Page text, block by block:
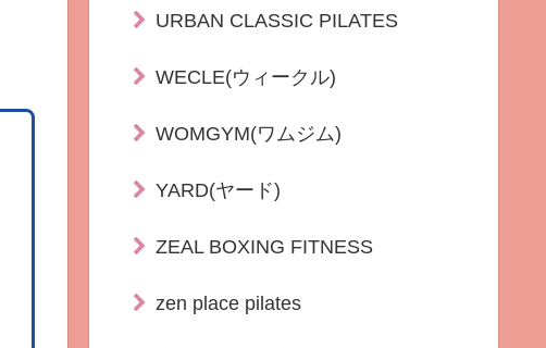
URBAN CLASSIC PILATES
WECLE(ウィークル)
WOMGYM(ワムジム)
YARD(ヤード)
ZEAL BOXING FITNESS
zen place pilates